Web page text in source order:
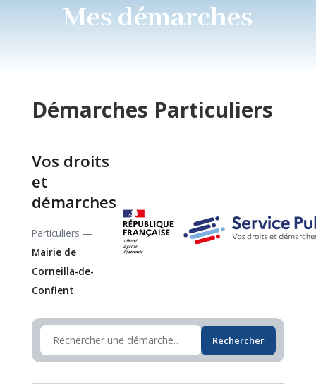
Mes démarches
Démarches Particuliers
Vos droits
et
démarches
Particuliers —
Mairie de
Corneilla-de-
Conflent
Rechercher